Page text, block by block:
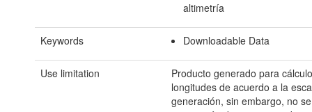
altimetría
Keywords Downloadable Data
Use limitation
Producto generado para
longitudes de acuerdo a la
generación, sin embargo, no